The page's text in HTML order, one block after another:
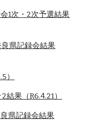
1次・2次予選結果
良県記録会結果
）
結果（R6.4.21）
県記録会結果